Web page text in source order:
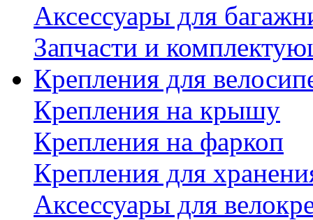
Аксессуары для
Запчасти и
Крепления для
Крепления на крышу
Крепления на фаркоп
Крепления для
Аксессуары для